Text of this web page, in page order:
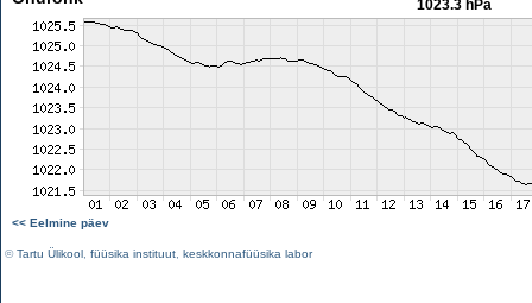
1023.3 hPa
<< Eelmine päev
©Tartu Ülikool füüsika instituut keskkonnafüüsika labor